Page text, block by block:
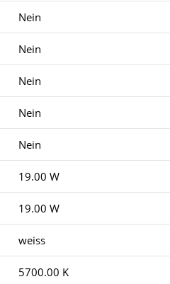
Nein
Nein
Nein
Nein
Nein
19.00 W
19.00 W
weiss
5700.00 K